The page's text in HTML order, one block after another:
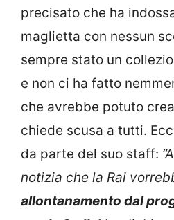
precisato che ha
maglietta con nessun
sempre stato un
e non ci ha fatto
che avrebbe potuto
chiede scusa a tutti.
da parte del suo staff:
notizia che la Rai
allontanamento dal